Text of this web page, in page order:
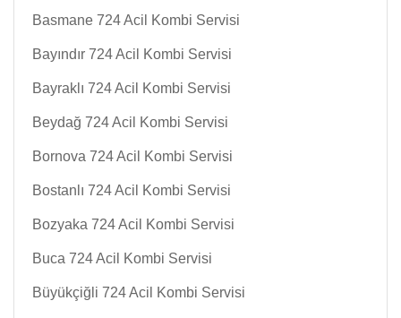
Basmane 724 Acil Kombi Servisi
Bayındır 724 Acil Kombi Servisi
Bayraklı 724 Acil Kombi Servisi
Beydağ 724 Acil Kombi Servisi
Bornova 724 Acil Kombi Servisi
Bostanlı 724 Acil Kombi Servisi
Bozyaka 724 Acil Kombi Servisi
Buca 724 Acil Kombi Servisi
Büyükçiğli 724 Acil Kombi Servisi